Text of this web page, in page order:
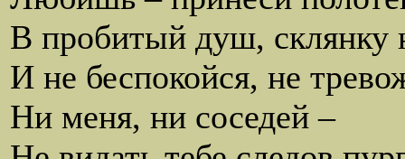
В пробитый душ, склянку
И не беспокойся, не
Ни меня, ни соседей –